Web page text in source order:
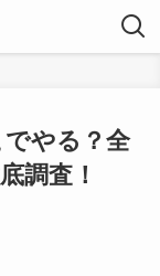
やる？全
調査！